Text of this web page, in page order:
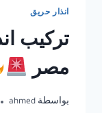
انذار حريق
مصر
بواسطة ahmed